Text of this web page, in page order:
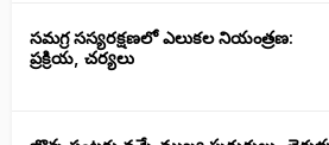
సమగ్ర సస్యరక్షణలో ఎలుకల నియంత్రణ:
ప్రక్రియ, చర్యలు